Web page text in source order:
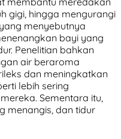
gigi, hingga mengurangi
menyebutnya
bayi yang
Penelitian bahkan
air beraroma
dan meningkatkan
lebih sering
Sementara itu,
menangis, dan tidur